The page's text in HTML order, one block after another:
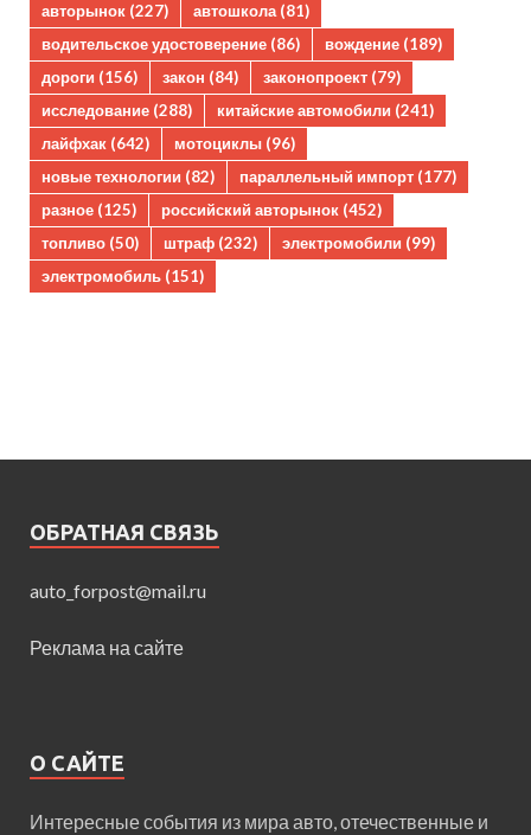
авторынок (227) автошкола(81)
водительское удостоверение (86) вождение (189)
дороги (156) закон (84) законопроект (79)
исследование (288) китайские автомобили (241)
лайфхак (642) мотоциклы (96)
новые технологии (82) параллельный импорт (177)
разное (125) российский авторынок (452)
топливо (50) штраф (232) электромобили (99)
электромобиль (151)
ОБРАТНАЯ СВЯЗЬ
auto_forpost@mail.ru
Реклама на сайте
О САЙТЕ
Интересные события из мира авто, отечественные и